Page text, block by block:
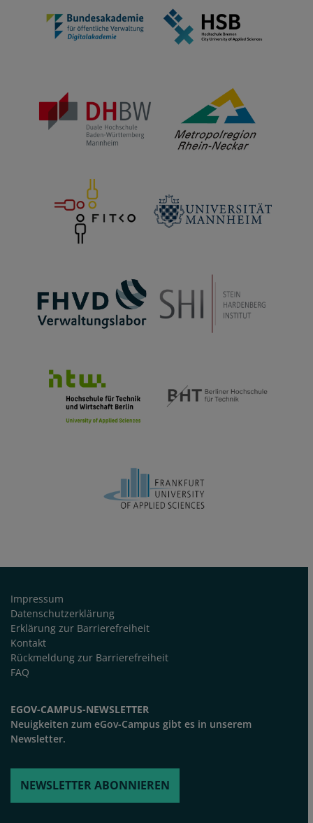
FUSSZEILE
Impressum
Datenschutzerklärung
Erklärung zur Barrierefreiheit
Kontakt
Rückmeldung zur Barrierefreiheit
FAQ
EGOV-CAMPUS-NEWSLETTER
Neuigkeiten zum eGov-Campus gibt es in unserem
Newsletter.
NEWSLETTER ABONNIEREN